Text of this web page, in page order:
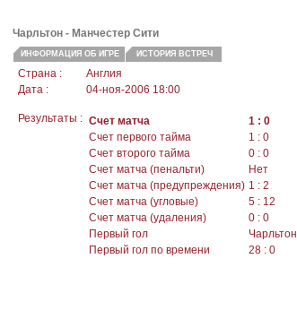
Чарльтон - Манчестер Сити
ИНФОРМАЦИЯ ОБ ИГРЕ ИСТОРИЯ ВСТРЕЧ
Страна :
Англия
Дата :
04-ноя-2006 18:00
Результаты : Счет матча
1 : 0
Счет первого тайма
1 : 0
Счет второго тайма
0 : 0
Счет матча (пенальти)
Нет
Счет матча (предупреждения) 1 : 2
Счет матча (угловые)
5 : 12
Счет матча (удаления)
0 : 0
Первый гол
Чарльтон
Первый гол по времени
28 : 0